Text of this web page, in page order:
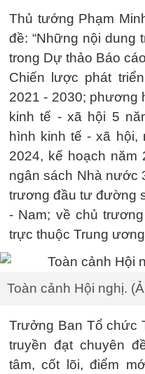
Thủ tướng Phạm
đề: “Những nội dung
trong Dự thảo Báo
Chiến lược phát
2021 - 2030; phương
kinh tế - xã hội 5
hình kinh tế - xã hội,
2024, kế hoạch năm
ngân sách Nhà nước
trương đầu tư đường
- Nam; về chủ
trực thuộc Trung
Toàn cảnh Hội nghị.
Trưởng Ban Tổ chức
truyền đạt chuyên
tâm, cốt lõi, điểm